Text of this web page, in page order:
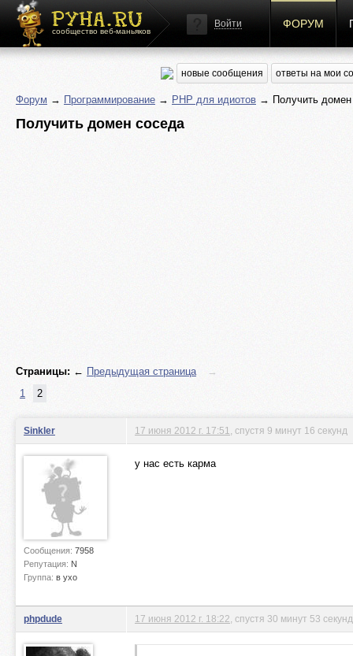
сообщество веб-маньяков
Войти ФОРУМ
новые сообщения ответы на мои
Форум → Программирование → PHP для идиотов → Получить домен
Получить домен соседа
Страницы: ← Предыдущая страница
→
1
2
Sinkler
Сообщения: 7958
Репутация: N
Группа: в ухо
17 июня 2012 г. 17:51 , спустя 9 минут 16 секунд
у нас есть карма
phpdude 17 июня 2012 г. 18:22 , спустя 30 минут 53